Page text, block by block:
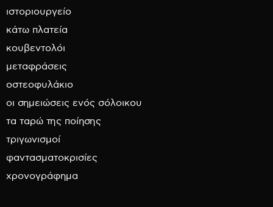
ιστοριουργείο
κάτω πλατεία
κουβεντολόι
μεταφράσεις
οστεοφυλάκιο
οι σημειώσεις ενός σόλοικου
τα ταρώ της ποίησης
τριγωνισμοί
φαντασματοκρισίες
χρονογράφημα